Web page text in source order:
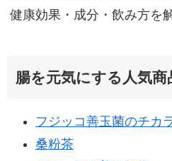
健康効果・成分・飲み方を
腸を元気にする人気商
フジッコ善玉菌のチカ
桑粉茶